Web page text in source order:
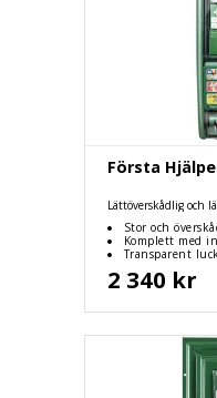
Första
Lättöverskådlig och
Stor och
Komplett med
Transparent
2 340 kr